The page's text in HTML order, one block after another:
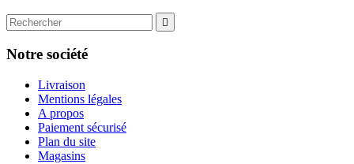

Notre société
Livraison
Mentions légales
A propos
Paiement sécurisé
Plan du site
Magasins